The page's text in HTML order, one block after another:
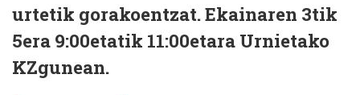
urtetik gorakoentzat. Ekainaren 3tik
5era 9:00etatik 11:00etara Urnietako
KZgunean.